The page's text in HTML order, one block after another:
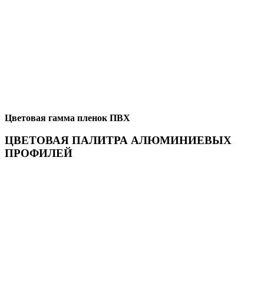
Цветовая гамма пленок ПВХ
ЦВЕТОВАЯ ПАЛИТРА АЛЮМИНИЕВЫХ
ПРОФИЛЕЙ